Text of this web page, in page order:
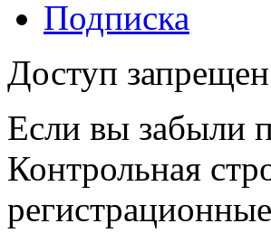
Подписка
Доступ
Если вы забыли
Контрольная